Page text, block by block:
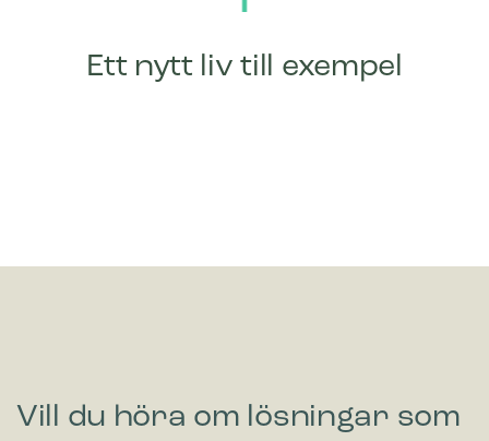
exkl. moms
Ett nytt liv till exempel
Vill du höra om lösningar som